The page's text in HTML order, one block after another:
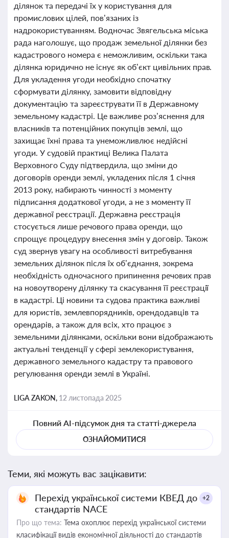
ділянок та передачі їх у користування для
промислових цілей, пов’язаних із
надрокористуванням. Водночас Звягельська міська
рада наголошує, що продаж земельної ділянки без
кадастрового номера є неможливим, оскільки така
ділянка юридично не існує як об’єкт цивільних прав.
Для укладення угоди необхідно спочатку
сформувати ділянку, замовити відповідну
документацію та зареєструвати її в Державному
земельному кадастрі. Це важливе роз’яснення для
власників та потенційних покупців землі, що
захищає їхні права та унеможливлює недійсні
угоди. У судовій практиці Велика Палата
Верховного Суду підтвердила, що зміни до
договорів оренди землі, укладених після 1 січня
2013 року, набирають чинності з моменту
підписання додаткової угоди, а не з моменту її
державної реєстрації. Державна реєстрація
стосується лише речового права оренди, що
спрощує процедуру внесення змін у договір. Також
суд звернув увагу на особливості витребування
земельних ділянок після їх об’єднання, зокрема
необхідність одночасного припинення речових прав
на новоутворену ділянку та скасування її реєстрації
в кадастрі. Ці новини та судова практика важливі
для юристів, землевпорядників, орендодавців та
орендарів, а також для всіх, хто працює з
земельними ділянками, оскільки вони відображають
актуальні тенденції у сфері землекористування,
державного земельного кадастру та правового
регулювання оренди землі в Україні.
LIGA ZAKON, 12 листопада 2025
Повний AI-підсумок дня та статті-джерела
ОЗНАЙОМИТИСЯ
Теми, які можуть вас зацікавити:
Перехід української системи КВЕД до
стандартів NACE
+2
Про що тема: Тема охоплює перехід української системи
класифікації видів економічної діяльності до стандартів